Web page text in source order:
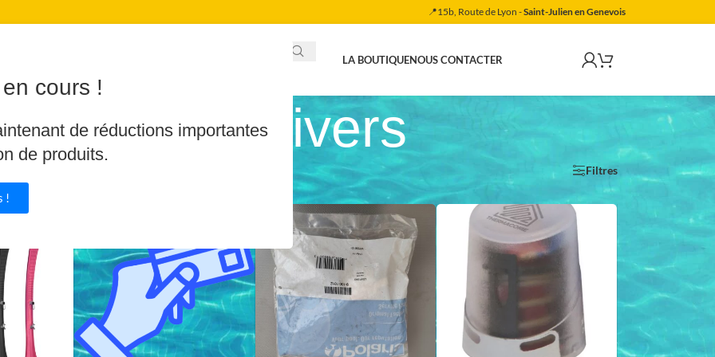
cours !
de réductions importantes
de produits.
!
📍15b, Route de Lyon -Saint-Julien en Genevois
LA BOUTIQUENOUS CONTACTER
& Divers
Filtres